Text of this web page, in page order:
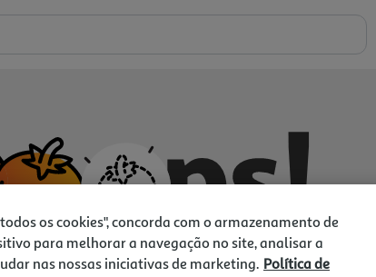
os cookies", concorda com o armazenamento de
para melhorar a navegação no site, analisar a
nas nossas iniciativas de marketing. Política de